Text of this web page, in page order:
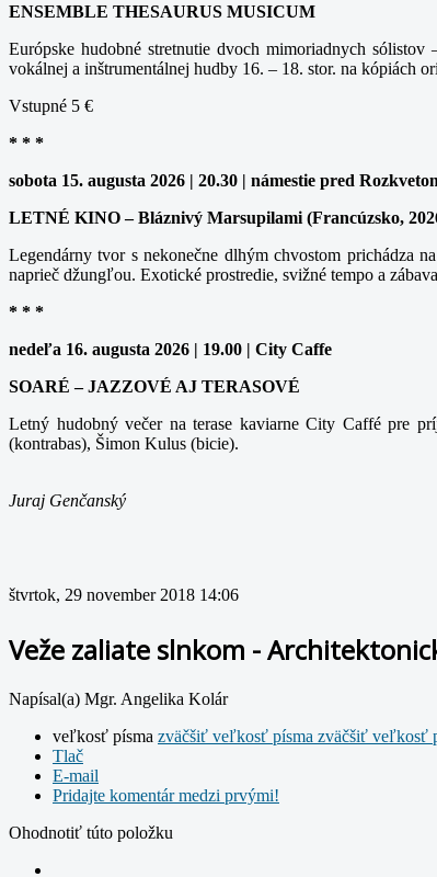
ENSEMBLE THESAURUS MUSICUM
Európske hudobné stretnutie dvoch mimoriadnych
vokálnej a inštrumentálnej hudby 16. – 18. stor. na kópiách
Vstupné 5 €
* * *
sobota 15. augusta 2026 | 20.30 | námestie pred
LETNÉ KINO – Bláznivý Marsupilami (Francúzsko,
Legendárny tvor s nekonečne dlhým chvostom prichádza
naprieč džungľou. Exotické prostredie, svižné tempo a
* * *
nedeľa 16. augusta 2026 | 19.00 | City Caffe
SOARÉ – JAZZOVÉ AJ TERASOVÉ
Letný hudobný večer na terase kaviarne City Caffé pre
(kontrabas), Šimon Kulus (bicie).
Juraj Genčanský
štvrtok, 29 november 2018 14:06
Veže zaliate slnkom -
Napísal(a) Mgr. Angelika Kolár
veľkosť písma zväčšiť veľkosť písma zväčšiť veľkosť
Tlač
E-mail
Pridajte komentár medzi prvými!
Ohodnotiť túto položku